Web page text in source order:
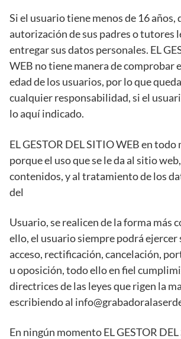
Si el usuario tiene menos de 16 años,
autorización de sus padres o tutores
entregar sus datos personales. EL
WEB no tiene manera de comprobar
edad de los usuarios, por lo que
cualquier responsabilidad, si el
lo aquí indicado.
EL GESTOR DEL SITIO WEB en
porque el uso que se le da al sitio
contenidos, y al tratamiento de los
del
Usuario, se realicen de la forma más
ello, el usuario siempre podrá ejercer
acceso, rectificación, cancelación,
u oposición, todo ello en fiel
directrices de las leyes que rigen la
escribiendo al
En ningún momento EL GESTOR